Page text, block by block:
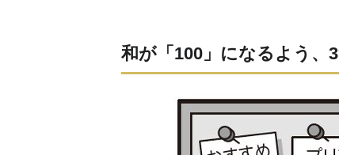
和が「100」になるよう、